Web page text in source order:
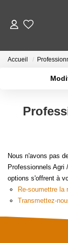
Accueil
Nous n'avons pas
Professionnels Agri
options s'offrent à
Re-soumettre la
Transmettez-